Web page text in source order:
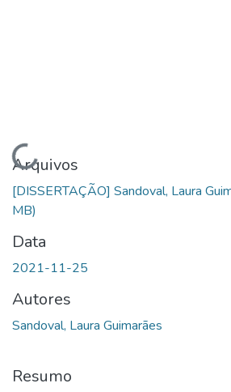
Carregando...
Arquivos
[DISSERTAÇÃO] Sandoval, Laura
MB)
Data
2021-11-25
Autores
Sandoval, Laura Guimarães
Resumo